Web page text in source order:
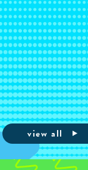
view all